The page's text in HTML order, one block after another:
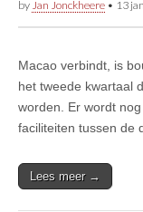
by Jan Jonckheere • 13
Macao verbindt, is
het tweede kwartaal
worden. Er wordt
faciliteiten tussen de
Lees meer →